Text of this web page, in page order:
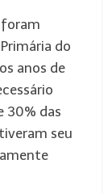
foram
do
anos de
30% das
seu